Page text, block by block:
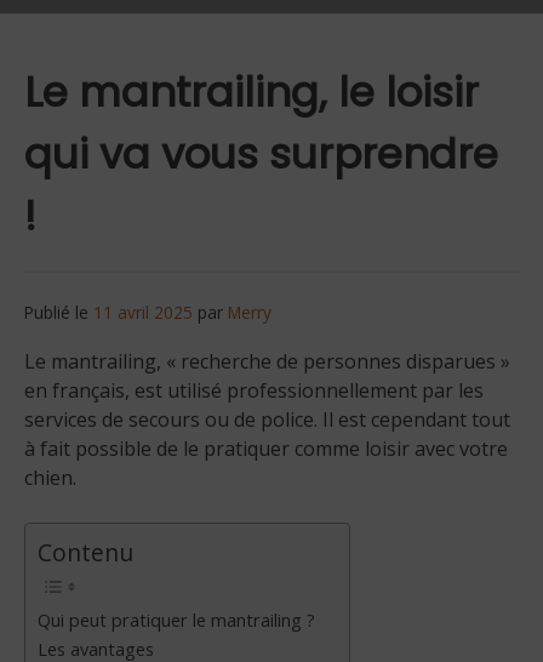
Le mantrailing, le loisir
qui va vous surprendre
!
Publié le 11 avril 2025 par Merry
Le mantrailing, « recherche de personnes disparues »
en français, est utilisé professionnellement par les
services de secours ou de police. Il est cependant tout
à fait possible de le pratiquer comme loisir avec votre
chien.
Contenu
Qui peut pratiquer le mantrailing ?
Les avantages